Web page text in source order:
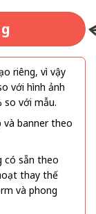
riêng, vì vậy
với hình ảnh
so với mẫu.
và banner theo
có sẵn theo
thay thế
và phong